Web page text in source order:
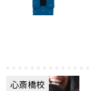
心斎橋校